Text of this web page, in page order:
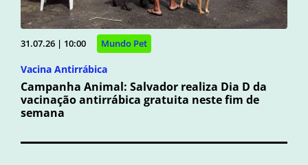
31.07.26 | 10:00 Mundo Pet
Vacina Antirrábica
Campanha Animal: Salvador realiza Dia D da
vacinação antirrábica gratuita neste fim de
semana